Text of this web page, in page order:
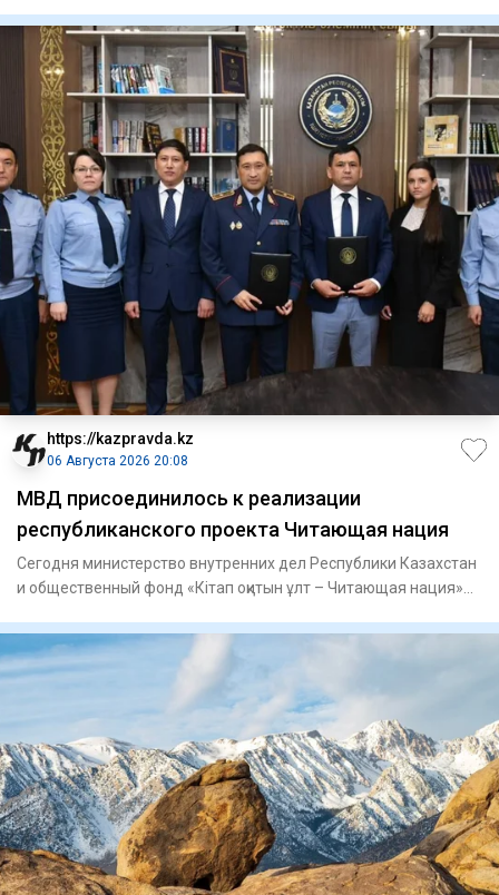
https://kazpravda.kz
06 Августа 2026 20:08
МВД присоединилось к реализации
республиканского проекта Читающая нация
Сегодня министерство внутренних дел Республики Казахстан
и общественный фонд «Кітап оқитын ұлт – Читающая нация»